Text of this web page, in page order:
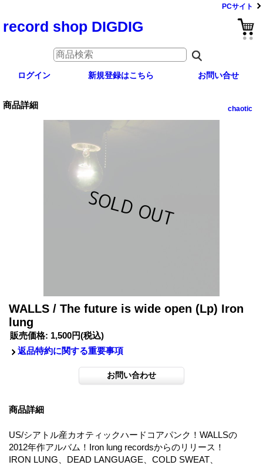
PCサイト
record shop DIGDIG
ログイン 新規登録はこちら お問い合せ
商品詳細 chaotic
WALLS / The future is wide open (Lp) Iron
lung
販売価格: 1,500円(税込)
返品特約に関する重要事項
商品詳細
US/シアトル産カオティックハードコアパンク！WALLSの
2012年作アルバム！Iron lung recordsからのリリース！
IRON LUNG、DEAD LANGUAGE、COLD SWEAT、